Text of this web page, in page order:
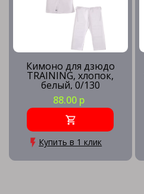
Кимоно для дзюдо
TRAINING, хлопок,
белый, 0/130
88.00 р
Купить в 1 клик